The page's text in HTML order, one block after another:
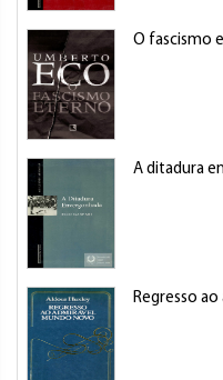
O fascismo
A ditadura
Regresso